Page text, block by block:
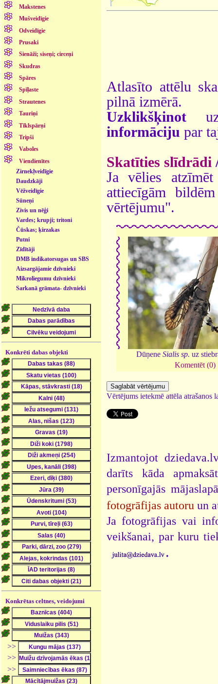
Makstenes
Mušveidīgie
Odveidīgie
Prusaki
Sienāži; siseņi; circeņi
Skudras
Spāres
Spīļaste
Strautenes
Tauriņi
Tīklspārņi
Tripši
Vaboles
Viendienītes
Zirnekļveidīgie
Daudzkāji
Vēžveidīgie
Sūneņi
Zivis un nēģi
Vardes; krupji; tritoni
Čūskas; ķirzakas
Putni
Zīdītāji
DMB indikatorsugas un SBS
- dzīvnieki
Aizsargājamie dzīvnieki
Mikroliegumu dzīvnieki
Sarkanā grāmata- dzīvnieki
Konkrēti dabas objekti
Konkrētas celtnes, veidojumi
>>
>>
>>
Atlasīto attēlu
pilnā izmērā.
Uzklikšķinot
informāciju par
Skatīties slīdrādi
Ja vēlies
attiecīgām
vērtējumu".
Dūņene Sialis sp. uz
Komentēt (0)
Vērtējums ietekmē attēla atrašanos
Izmantojot
darīts kāda
personīgajās
fotogrāfijas autoru un
Ja fotogrāfijas vai
veikšanai, par kuru
.